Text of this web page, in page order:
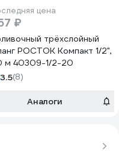
цена
₽
трёхслойный
РОСТОК Компакт 1/2",
м 40309-1/2-20
3.5(8)
Аналоги